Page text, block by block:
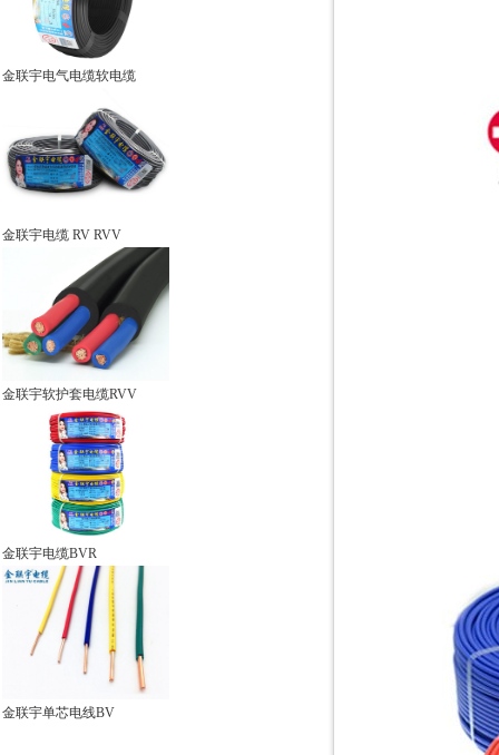
金联宇电气电缆软电缆
金联宇电缆 RV RVV
金联宇软护套电缆RVV
金联宇电缆BVR
金联宇单芯电线BV